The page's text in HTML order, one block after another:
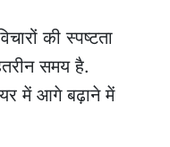
की स्पष्टता
समय है.
में आगे बढ़ाने में